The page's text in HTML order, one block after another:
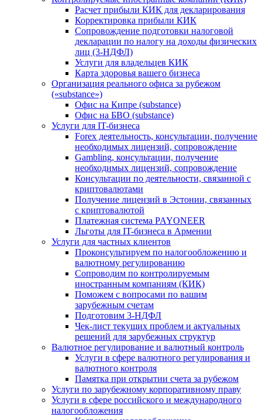
Расчет прибыли КИК для декларирования
Корректировка прибыли КИК
Сопровождение подготовки налоговой
декларации по налогу на доходы физических
лиц (3-НДФЛ)
Услуги для владельцев КИК
Карта здоровья вашего бизнеса
Организация реального офиса за рубежом
(«substance»)
Офис на Кипре (substance)
Офис на БВО (substance)
Услуги для IT-бизнеса
Forex деятельность, консультации, получение
необходимых лицензий, сопровождение
Gambling, консультации, получение
необходимых лицензий, сопровождение
Консультации по деятельности, связанной с
криптовалютами
Получение лицензий в Эстонии, связанных
с криптовалютой
Платежная система PAYONEER
Льготы для IT-бизнеса в Армении
Услуги для частных клиентов
Проконсультируем по налогообложению и
валютному регулированию
Сопроводим по контролируемым
иностранным компаниям (КИК)
Поможем с вопросами по вашим
зарубежным счетам
Подготовим 3-НДФЛ
Чек-лист текущих проблем и актуальных
решений для зарубежных структур
Валютное регулирование и валютный контроль
Услуги в сфере валютного регулирования и
валютного контроля
Памятка при открытии счета за рубежом
Услуги по зарубежному корпоративному праву
Услуги в сфере российского и международного
налогообложения